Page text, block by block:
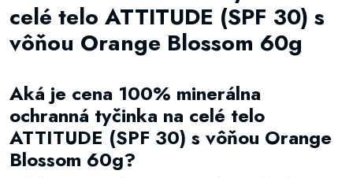
celé telo ATTITUDE (SPF 30) s
vôňou Orange Blossom 60g
Aká je cena 100% minerálna
ochranná tyčinka na celé telo
ATTITUDE (SPF 30) s vôňou Orange
Blossom 60g?